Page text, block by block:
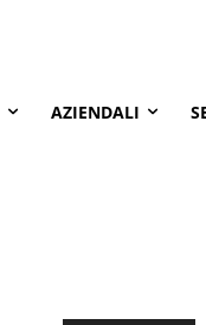
AZIENDALI